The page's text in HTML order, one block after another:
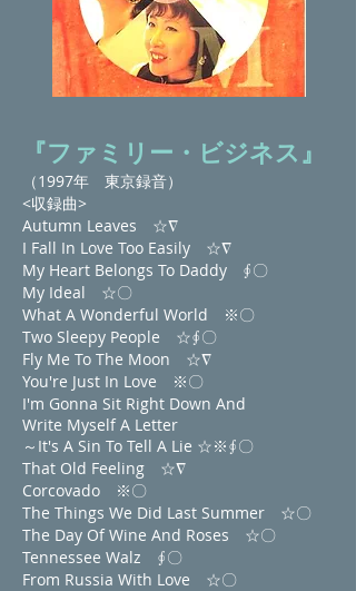
『ファミリー・ビジネス』
（1997年 東京録音）
<収録曲>
Autumn Leaves ☆∇
I Fall In Love Too Easily ☆∇
My Heart Belongs To Daddy ∮〇
My Ideal ☆〇
What A Wonderful World ※〇
Two Sleepy People ☆∮〇
Fly Me To The Moon ☆∇
You're Just In Love ※〇
I'm Gonna Sit Right Down And
Write Myself A Letter
～It's A Sin To Tell A Lie ☆※∮〇
That Old Feeling ☆∇
Corcovado ※〇
The Things We Did Last Summer ☆〇
The Day Of Wine And Roses ☆〇
Tennessee Walz ∮〇
From Russia With Love ☆〇